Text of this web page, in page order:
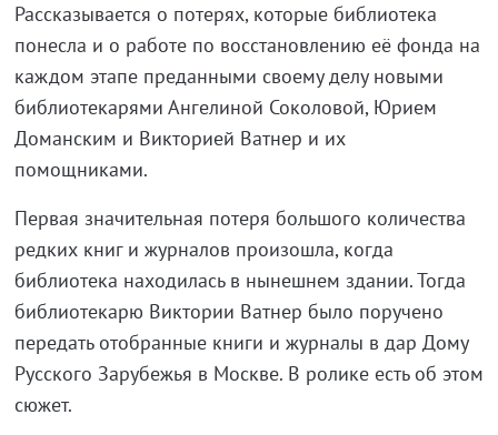
Рассказывается о потерях, которые библиотека
понесла и о работе по восстановлению её фонда на
каждом этапе преданными своему делу новыми
библиотекарями Ангелиной Соколовой, Юрием
Доманским и Викторией Ватнер и их
помощниками.
Первая значительная потеря большого количества
редких книг и журналов произошла, когда
библиотека находилась в нынешнем здании. Тогда
библиотекарю Виктории Ватнер было поручено
передать отобранные книги и журналы в дар Дому
Русского Зарубежья в Москве. В ролике есть об этом
сюжет.